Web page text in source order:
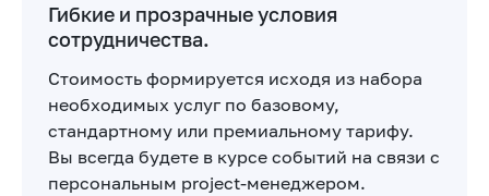
Гибкие и прозрачные условия
сотрудничества.
Стоимость формируется исходя из набора
необходимых услуг по базовому,
стандартному или премиальному тарифу.
Вы всегда будете в курсе событий на связи с
персональным project-менеджером.